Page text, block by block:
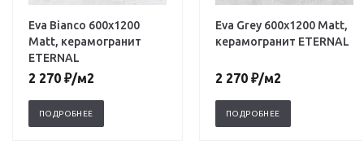
Eva Bianco 600х1200
Matt, керамогранит
ETERNAL
2 270 ₽/м2
ПОДРОБНЕЕ
Eva Grey 600х1200 Matt,
керамогранит ETERNAL
2 270 ₽/м2
ПОДРОБНЕЕ